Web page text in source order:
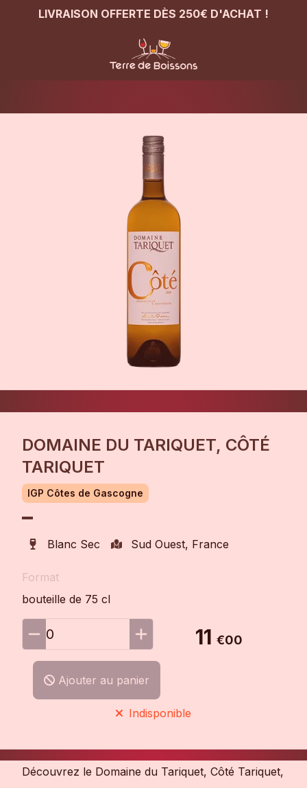
LIVRAISON OFFERTE DÈS 250€ D'ACHAT !
DOMAINE DU TARIQUET, CÔTÉ
TARIQUET
IGP Côtes de Gascogne
Blanc Sec Sud Ouest, France
Format
bouteille de 75 cl
0 11€00
Ajouter au panier
Indisponible
Découvrez le Domaine du Tariquet, Côté Tariquet,